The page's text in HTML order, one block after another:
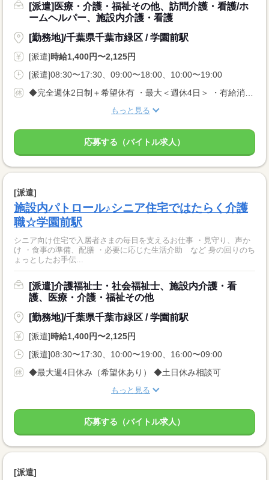
[派遣]医療・介護・福祉その他、訪問介護・看護/ホ
ームヘルパー、施設内介護・看護
[勤務地]/千葉県千葉市緑区 / 学園前駅
[派遣]時給1,400円〜2,125円
[派遣]08:30〜17:30、09:00〜18:00、10:00〜19:00
もっと見る
応募する（バイトル求人）
[派遣]
施設内パトロール♪シニア住宅ではたらく介護
職☆学園前駅
シニア向け住宅で入居者さまの毎日を支えるお仕事 ・見守り、声か
け ・食事の準備、配膳 ・必要に応じた生活介助 など 身の回りのち
ょっとしたお手伝...
[派遣]介護福祉士・社会福祉士、施設内介護・看
護、医療・介護・福祉その他
[勤務地]/千葉県千葉市緑区 / 学園前駅
[派遣]時給1,400円〜2,125円
[派遣]08:30〜17:30、10:00〜19:00、16:00〜09:00
◆最大週4日休み（希望休あり） ◆土日休み相談可
もっと見る
応募する（バイトル求人）
[派遣]